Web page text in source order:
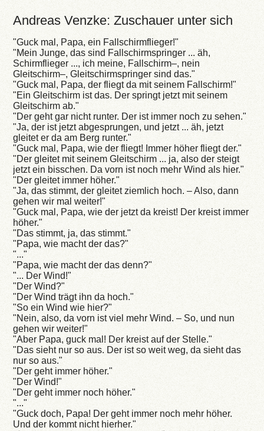
Andreas Venzke: Zuschauer unter sich
"Guck mal, Papa, ein Fallschirmflieger!"
"Mein Junge, das sind Fallschirmspringer ... äh,
Schirmflieger ..., ich meine, Fallschirm–, nein
Gleitschirm–, Gleitschirmspringer sind das."
"Guck mal, Papa, der fliegt da mit seinem Fallschirm!"
"Ein Gleitschirm ist das. Der springt jetzt mit seinem
Gleitschirm ab."
"Der geht gar nicht runter. Der ist immer noch zu sehen."
"Ja, der ist jetzt abgesprungen, und jetzt ... äh, jetzt
gleitet er da am Berg runter."
"Guck mal, Papa, wie der fliegt! Immer höher fliegt der."
"Der gleitet mit seinem Gleitschirm ... ja, also der steigt
jetzt ein bisschen. Da vorn ist noch mehr Wind als hier."
"Der gleitet immer höher."
"Ja, das stimmt, der gleitet ziemlich hoch. – Also, dann
gehen wir mal weiter!"
"Guck mal, Papa, wie der jetzt da kreist! Der kreist immer
höher."
"Das stimmt, ja, das stimmt."
"Papa, wie macht der das?"
"..."
"Papa, wie macht der das denn?"
"... Der Wind!"
"Der Wind?"
"Der Wind trägt ihn da hoch."
"So ein Wind wie hier?"
"Nein, also, da vorn ist viel mehr Wind. – So, und nun
gehen wir weiter!"
"Aber Papa, guck mal! Der kreist auf der Stelle."
"Das sieht nur so aus. Der ist so weit weg, da sieht das
nur so aus."
"Der geht immer höher."
"Der Wind!"
"Der geht immer noch höher."
"..."
"Guck doch, Papa! Der geht immer noch mehr höher.
Und der kommt nicht hierher."